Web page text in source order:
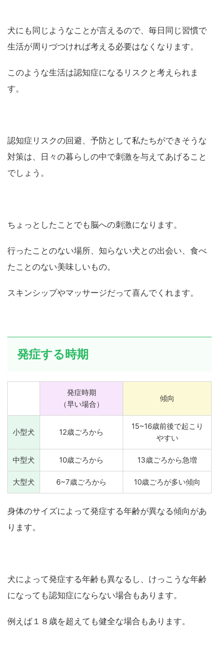
犬にも同じようなことが言えるので、毎日同じ習慣で
生活が周りづつければ考える必要はなくなります。
このような生活は認知症になるリスクと考えられま
す。
認知症リスクの回避、予防として私たちができそうな
対策は、日々の暮らしの中で刺激を与えてあげること
でしょう。
ちょっとしたことでも脳への刺激になります。
行ったことのない場所、知らない犬との出会い、食べ
たことのない美味しいもの。
スキンシップやマッサージだって喜んでくれます。
発症する時期
発症時期
（早い場合）
傾向
小型犬 12歳ごろから
15~16歳前後で起こり
やすい
中型犬 10歳ごろから 13歳ごろから急増
大型犬 6~7歳ごろから 10歳ごろが多い傾向
身体のサイズによって発症する年齢が異なる傾向があ
ります。
犬によって発症する年齢も異なるし、けっこうな年齢
になっても認知症にならない場合もあります。
例えば１８歳を超えても健全な場合もあります。